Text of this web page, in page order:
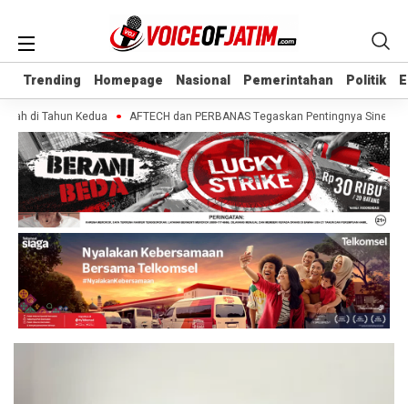
Trending Homepage Nasional Pemerintahan Politik
Trending Homepage Nasional Pemerintahan Politik
di Tahun Kedua AFTECH dan PERBANAS Tegaskan Pentingnya Sinergi